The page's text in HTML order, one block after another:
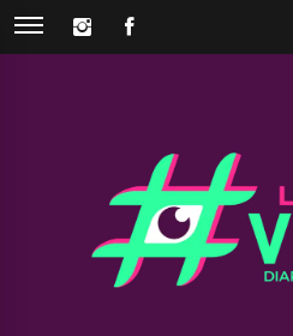
Skip
INSTAGRAM